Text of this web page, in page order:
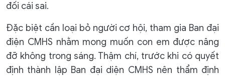
đối cái sai.
Đặc biệt cần loại bỏ người cơ hội, tham gia Ban đại
điện CMHS nhằm mong muốn con em được nâng
đỡ không trong sáng. Thậm chí, trước khi có quyết
định thành lập Ban đại diện CMHS nên thẩm định